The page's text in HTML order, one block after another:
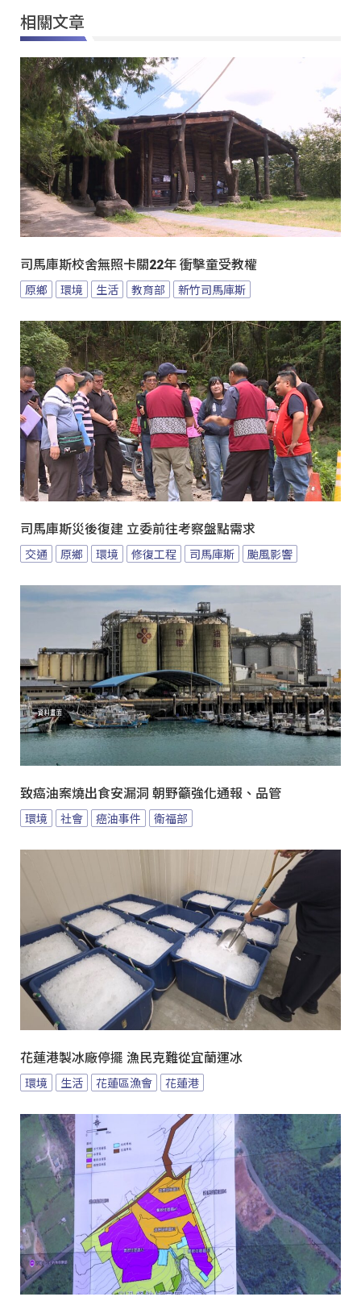
相關文章
司馬庫斯校舍無照卡關22年 衝擊童受教權
原鄉 環境 生活 教育部 新竹司馬庫斯
司馬庫斯災後復建 立委前往考察盤點需求
交通 原鄉 環境 修復工程 司馬庫斯 颱風影響
致癌油案燒出食安漏洞 朝野籲強化通報、品管
環境 社會 癌油事件 衛福部
花蓮港製冰廠停擺 漁民克難從宜蘭運冰
環境 生活 花蓮區漁會 花蓮港